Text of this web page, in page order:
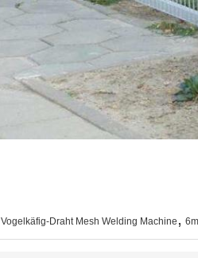
Vogelkäfig-Draht Mesh Welding Machine ,